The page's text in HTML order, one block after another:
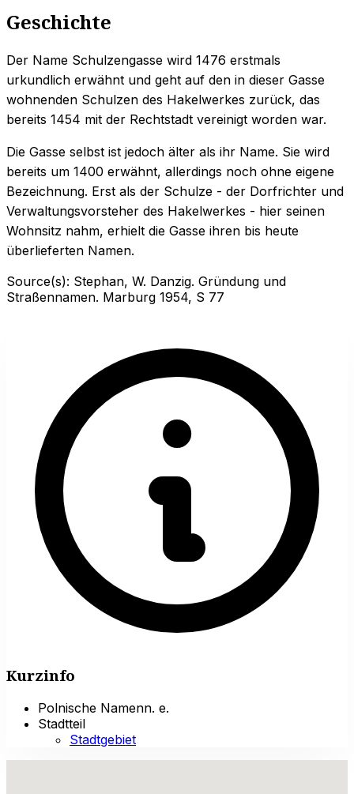
Geschichte
Der Name Schulzengasse wird 1476 erstmals
urkundlich erwähnt und geht auf den in dieser Gasse
wohnenden Schulzen des Hakelwerkes zurück, das
bereits 1454 mit der Rechtstadt vereinigt worden war.
Die Gasse selbst ist jedoch älter als ihr Name. Sie wird
bereits um 1400 erwähnt, allerdings noch ohne eigene
Bezeichnung. Erst als der Schulze - der Dorfrichter und
Verwaltungsvorsteher des Hakelwerkes - hier seinen
Wohnsitz nahm, erhielt die Gasse ihren bis heute
überlieferten Namen.
Source(s): Stephan, W. Danzig. Gründung und
Straßennamen. Marburg 1954, S 77
Kurzinfo
Polnische Namenn. e.
Stadtteil
Stadtgebiet